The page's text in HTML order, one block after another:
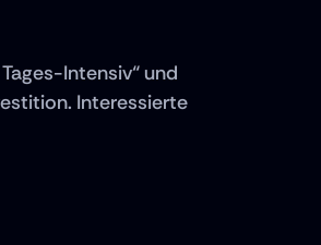
Intensiv“ und
Interessierte